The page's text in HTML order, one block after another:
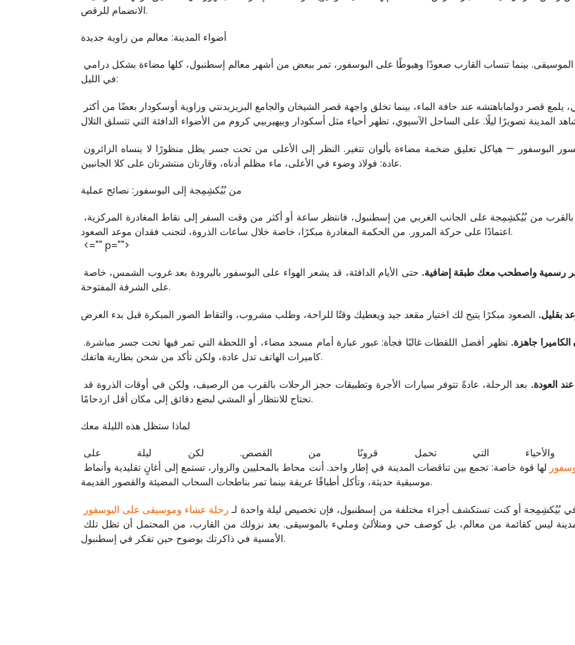
الانضمام للرقص.
أضواء المدينة: معالم من زاوية جديدة
في الليل:
عادة: فولاذ وضوء في الأعلى، ماء مظلم أدناه، وقارتان منتشرتان على كلا الجانبين.
من بُيُكشِمِجة إلى البوسفور: نصائح عملية
اعتمادًا على حركة المرور. من الحكمة المغادرة مبكرًا، خاصة خلال ساعات الذروة، لتجنب فقدان موعد الصعود.
<="" p="">
رسمية واصطحب معك طبقة إضافية.
على الشرفة المفتوحة.
بقليل.
جاهزة.
كاميرات الهاتف تدل عادة، ولكن تأكد من شحن بطارية هاتفك.
العودة.
تحتاج للانتظار أو المشي لبضع دقائق إلى مكان أقل ازدحامًا.
لماذا ستظل هذه الليلة معك
والأحياء التي تحمل قرونًا من القصص. لكن ليلة على
موسيقية حديثة، وتأكل أطباقًا عريقة بينما تمر بناطحات السحاب المضيئة والقصور القديمة.
بُيُكشِمِجة أو كنت تستكشف أجزاء مختلفة من إسطنبول، فإن تخصيص ليلة واحدة لـ رحلة عشاء وموسيقى على البوسفور
الأمسية في ذاكرتك بوضوح حين تفكر في إسطنبول.